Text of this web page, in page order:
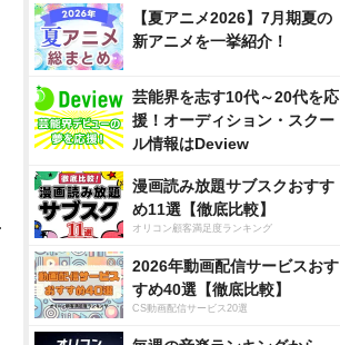
【夏アニメ2026】7月期夏の
新アニメを一挙紹介！
芸能界を志す10代～20代を応
援！オーディション・スクー
ル情報はDeview
漫画読み放題サブスクおすす
め11選【徹底比較】
オリコン顧客満足度ランキング
2026年動画配信サービスおす
すめ40選【徹底比較】
CS動画配信サービス20選